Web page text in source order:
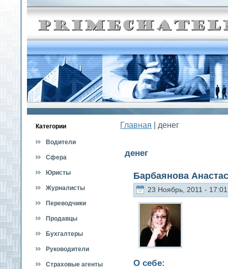
Категοрии
Водители
Сфера
обслуживания
Юристы
Журналисты
Переводчики
Продавцы
Бухгалтеры
Руководители
Страховые агенты
Главная | денег
денег
Барбаянова
23 Ноябрь, 2011 - 17:01
О себе: